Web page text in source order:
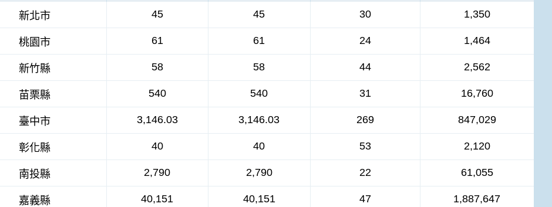
新北市 45 45 30 1,350
桃園市 61 61 24 1,464
新竹縣 58 58 44 2,562
苗栗縣 540 540 31 16,760
臺中市 3,146.03 3,146.03 269 847,029
彰化縣 40 40 53 2,120
南投縣 2,790 2,790 22 61,055
嘉義縣 40,151 40,151 47 1,887,647